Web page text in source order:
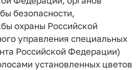
безопасности,
охраны Российской
управления специальных
Российской Федерации)
установленных цветов